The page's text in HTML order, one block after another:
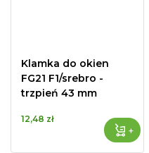
Klamka do okien
FG21 F1/srebro -
trzpień 43 mm
12,48 zł
+